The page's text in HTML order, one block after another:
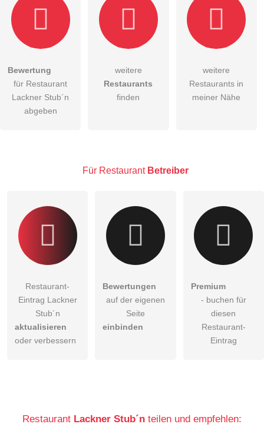
Hiermit akzeptiere ich dieAGB
DieDatenschutzerklärung habe ich zur Kenntnis genommen.
Besucher sichtbar.
Bewertung
für Restaurant
Lackner Stub´n
abgeben
weitere
Restaurants
finden
weitere
Restaurants in
meiner Nähe
Für Restaurant Betreiber
Restaurant-
Eintrag Lackner
Stub´n
aktualisieren
oder verbessern
Bewertungen
auf der eigenen
Seite
einbinden
Premium
- buchen für
diesen
Restaurant-
Eintrag
Restaurant Lackner Stub´n teilen und empfehlen: